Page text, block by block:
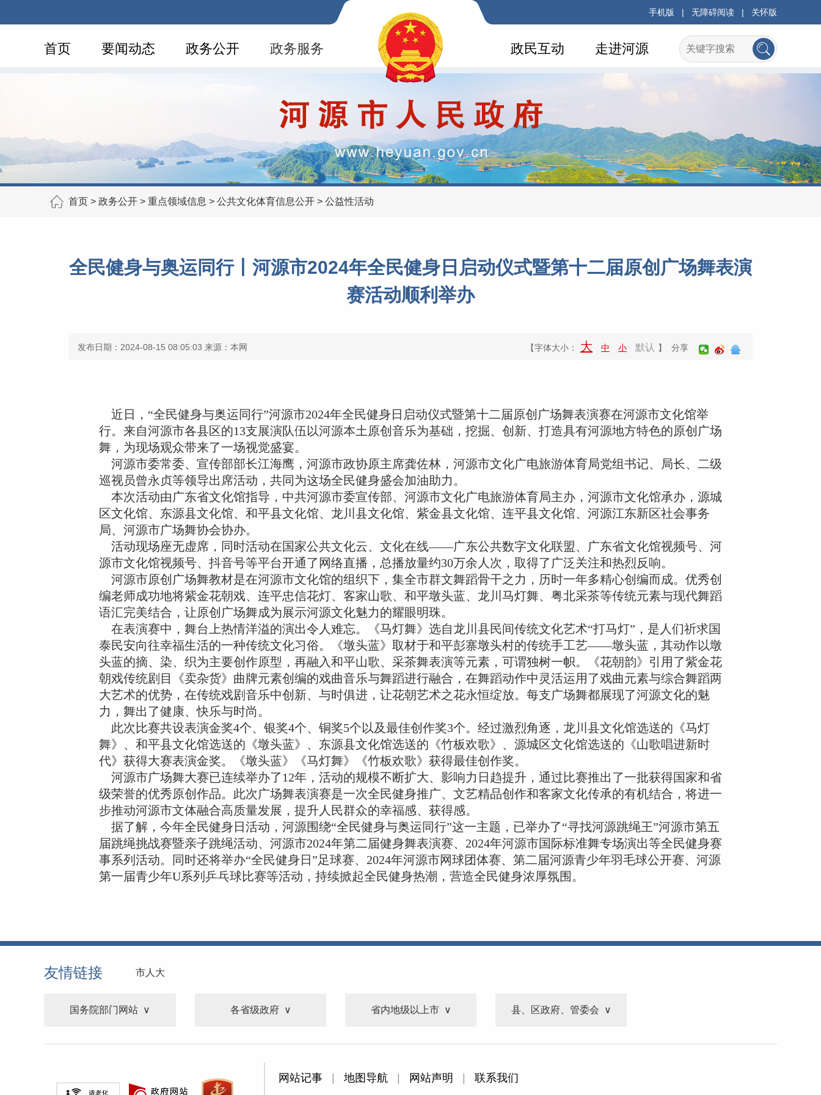
手机版 | 无障碍阅读 | 关怀版
首页 要闻动态 政务公开 政务服务 走进河源
政民互动
首页 > 政务公开 > 重点领域信息 > 公共文化体育信息公开 > 公益性活动
全民健身与奥运同行丨河源市2024年全民健身日启动仪式暨第十二届原创广场舞表演
赛活动顺利举办
发布日期：2024-08-15 08:05:03 来源：本网 【字体大小： 大 中 小 默认 】 分享
近日，“全民健身与奥运同行”河源市2024年全民健身日启动仪式暨第十二届原创广场舞表演赛在河源市文化馆举
行。来自河源市各县区的13支展演队伍以河源本土原创音乐为基础，挖掘、创新、打造具有河源地方特色的原创广场
舞，为现场观众带来了一场视觉盛宴。
河源市委常委、宣传部部长江海鹰，河源市政协原主席龚佐林，河源市文化广电旅游体育局党组书记、局长、二级
巡视员曾永贞等领导出席活动，共同为这场全民健身盛会加油助力。
本次活动由广东省文化馆指导，中共河源市委宣传部、河源市文化广电旅游体育局主办，河源市文化馆承办，源城
区文化馆、东源县文化馆、和平县文化馆、龙川县文化馆、紫金县文化馆、连平县文化馆、河源江东新区社会事务
局、河源市广场舞协会协办。
活动现场座无虚席，同时活动在国家公共文化云、文化在线——广东公共数字文化联盟、广东省文化馆视频号、河
源市文化馆视频号、抖音号等平台开通了网络直播，总播放量约30万余人次，取得了广泛关注和热烈反响。
河源市原创广场舞教材是在河源市文化馆的组织下，集全市群文舞蹈骨干之力，历时一年多精心创编而成。优秀创
编老师成功地将紫金花朝戏、连平忠信花灯、客家山歌、和平墩头蓝、龙川马灯舞、粤北采茶等传统元素与现代舞蹈
语汇完美结合，让原创广场舞成为展示河源文化魅力的耀眼明珠。
在表演赛中，舞台上热情洋溢的演出令人难忘。《马灯舞》选自龙川县民间传统文化艺术“打马灯”，是人们祈求国
泰民安向往幸福生活的一种传统文化习俗。《墩头蓝》取材于和平彭寨墩头村的传统手工艺——墩头蓝，其动作以墩
头蓝的摘、染、织为主要创作原型，再融入和平山歌、采茶舞表演等元素，可谓独树一帜。《花朝韵》引用了紫金花
朝戏传统剧目《卖杂货》曲牌元素创编的戏曲音乐与舞蹈进行融合，在舞蹈动作中灵活运用了戏曲元素与综合舞蹈两
大艺术的优势，在传统戏剧音乐中创新、与时俱进，让花朝艺术之花永恒绽放。每支广场舞都展现了河源文化的魅
力，舞出了健康、快乐与时尚。
此次比赛共设表演金奖4个、银奖4个、铜奖5个以及最佳创作奖3个。经过激烈角逐，龙川县文化馆选送的《马灯
舞》、和平县文化馆选送的《墩头蓝》、东源县文化馆选送的《竹板欢歌》、源城区文化馆选送的《山歌唱进新时
代》获得大赛表演金奖。《墩头蓝》《马灯舞》《竹板欢歌》获得最佳创作奖。
河源市广场舞大赛已连续举办了12年，活动的规模不断扩大、影响力日趋提升，通过比赛推出了一批获得国家和省
级荣誉的优秀原创作品。此次广场舞表演赛是一次全民健身推广、文艺精品创作和客家文化传承的有机结合，将进一
步推动河源市文体融合高质量发展，提升人民群众的幸福感、获得感。
据了解，今年全民健身日活动，河源围绕“全民健身与奥运同行”这一主题，已举办了“寻找河源跳绳王”河源市第五
届跳绳挑战赛暨亲子跳绳活动、河源市2024年第二届健身舞表演赛、2024年河源市国际标准舞专场演出等全民健身赛
事系列活动。同时还将举办“全民健身日”足球赛、2024年河源市网球团体赛、第二届河源青少年羽毛球公开赛、河源
第一届青少年U系列乒乓球比赛等活动，持续掀起全民健身热潮，营造全民健身浓厚氛围。
友情链接 市人大
国务院部门网站 各省级政府 省内地级以上市 县、区政府、管委会
网站记事 地图导航 网站声明 联系我们